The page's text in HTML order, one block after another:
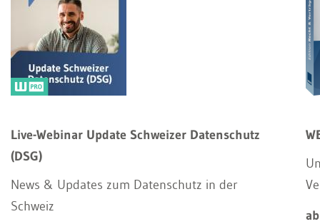
Live-Webinar Update Schweizer Datenschutz
(DSG)
News & Updates zum Datenschutz in der
Schweiz